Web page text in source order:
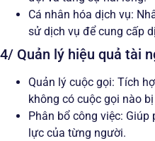
Cá nhân hóa dịch vụ:
sử dịch vụ để cung cấp
4/ Quản lý hiệu quả tài
Quản lý cuộc gọi: Tích
không có cuộc gọi nào
Phân bổ công việc:
lực của từng người.